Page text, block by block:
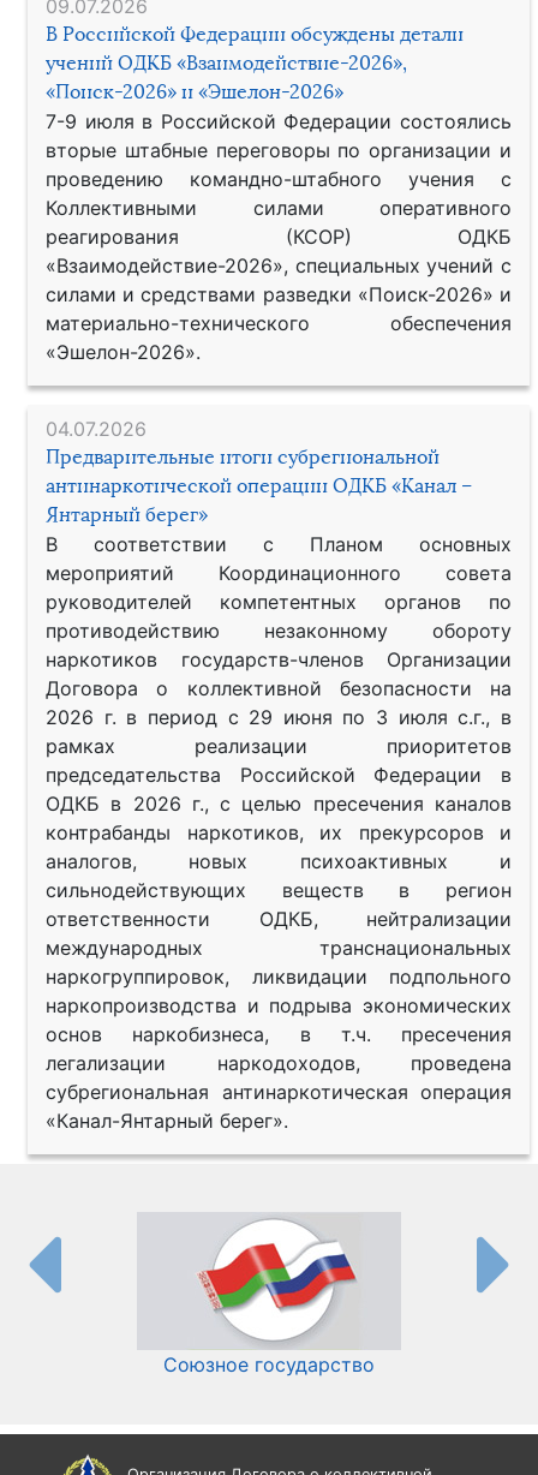
09.07.2026
В Российской Федерации обсуждены детали
учений ОДКБ «Взаимодействие-2026»,
«Поиск-2026» и «Эшелон-2026»
7-9 июля в Российской Федерации состоялись
вторые штабные переговоры по организации и
проведению командно-штабного учения с
Коллективными силами оперативного
реагирования (КСОР) ОДКБ
«Взаимодействие-2026», специальных учений с
силами и средствами разведки «Поиск-2026» и
материально-технического обеспечения
«Эшелон-2026».
04.07.2026
Предварительные итоги субрегиональной
антинаркотической операции ОДКБ «Канал –
Янтарный берег»
В соответствии с Планом основных
мероприятий Координационного совета
руководителей компетентных органов по
противодействию незаконному обороту
наркотиков государств-членов Организации
Договора о коллективной безопасности на
2026 г. в период с 29 июня по 3 июля с.г., в
рамках реализации приоритетов
председательства Российской Федерации в
ОДКБ в 2026 г., с целью пресечения каналов
контрабанды наркотиков, их прекурсоров и
аналогов, новых психоактивных и
сильнодействующих веществ в регион
ответственности ОДКБ, нейтрализации
международных транснациональных
наркогруппировок, ликвидации подпольного
наркопроизводства и подрыва экономических
основ наркобизнеса, в т.ч. пресечения
легализации наркодоходов, проведена
субрегиональная антинаркотическая операция
«Канал-Янтарный берег».
Союзное государство